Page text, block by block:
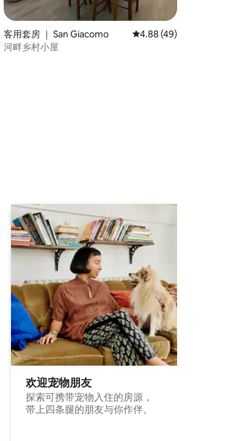
分（满分 5 分），共 16 条评价
客用套房 ｜ San Giacomo 平均评分 4.88 分（满
4.88 (49)
河畔乡村小屋
欢迎宠物朋友
探索可携带宠物入住的房源，
带上四条腿的朋友与你作伴。